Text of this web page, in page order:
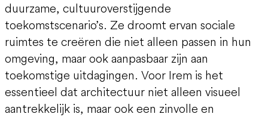
duurzame, cultuuroverstijgende
toekomstscenario’s. Ze droomt ervan sociale
ruimtes te creëren die niet alleen passen in hun
omgeving, maar ook aanpasbaar zijn aan
toekomstige uitdagingen. Voor Irem is het
essentieel dat architectuur niet alleen visueel
aantrekkelijk is, maar ook een zinvolle en